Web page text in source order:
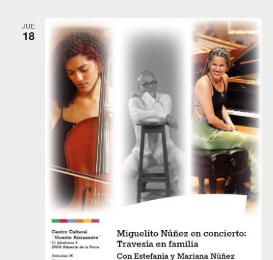
JUE
18